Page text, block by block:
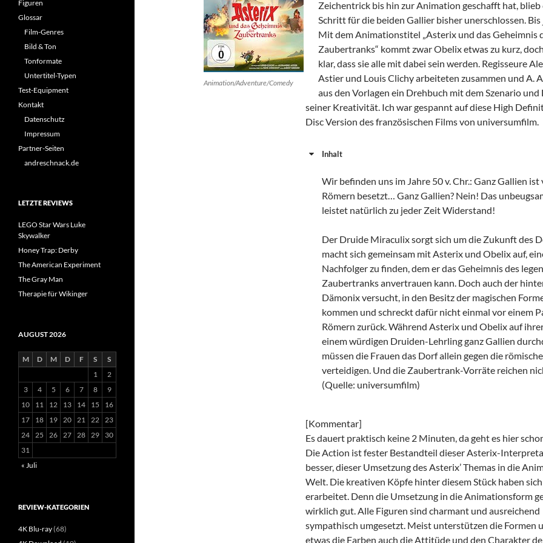
Animation/Adventure/Comedy
Zeichentrick bis hin zur Animation geschafft hat,
Schritt für die beiden Gallier bisher unerschlossen.
Mit dem Animationstitel „Asterix und das Geheimnis
Zaubertranks“ kommt zwar Obelix etwas zu kurz,
klar, dass sie alle mit dabei sein werden. Regisseure
Astier und Louis Clichy arbeiteten zusammen und A.
aus den Vorlagen ein Drehbuch mit dem Szenario und
seiner Kreativität. Ich war gespannt auf diese High
Disc Version des französischen Films von universumfilm.
Inhalt
Wir befinden uns im Jahre 50 v. Chr.: Ganz Gallien ist
Römern besetzt… Ganz Gallien? Nein! Das
leistet natürlich zu jeder Zeit Widerstand!
Der Druide Miraculix sorgt sich um die Zukunft des
macht sich gemeinsam mit Asterix und Obelix auf,
Nachfolger zu finden, dem er das Geheimnis des
Zaubertranks anvertrauen kann. Doch auch der
Dämonix versucht, in den Besitz der magischen
kommen und schreckt dafür nicht einmal vor einem
Römern zurück. Während Asterix und Obelix auf
einem würdigen Druiden-Lehrling ganz Gallien
müssen die Frauen das Dorf allein gegen die
verteidigen. Und die Zaubertrank-Vorräte reichen
(Quelle: universumfilm)
[Kommentar]
Es dauert praktisch keine 2 Minuten, da geht es hier
Die Action ist fester Bestandteil dieser Asterix-
besser, dieser Umsetzung des Asterix’ Themas in die
Welt. Die kreativen Köpfe hinter diesem Stück haben
erarbeitet. Denn die Umsetzung in die Animationsform
wirklich gut. Alle Figuren sind charmant und ausreichend
sympathisch umgesetzt. Meist unterstützen die Formen
etwas die Farben auch die Attitüde und den Charakter
Figuren
Glossar
Film-Genres
Bild & Ton
Tonformate
Untertitel-Typen
Test-Equipment
Kontakt
Datenschutz
Impressum
Partner-Seiten
andreschnack.de
LETZTE REVIEWS
LEGO Star Wars Luke
Skywalker
Honey Trap: Derby
The American Experiment
The Gray Man
Therapie für Wikinger
AUGUST 2026
M D M D F S
S
1
2
3
4 5 6 7 8
9
10
11 12 13 14 15
16
17
18 19 20 21 22 23
24 25 26 27 28 29
30
31
« Juli
REVIEW-KATEGORIEN
4K Blu-ray(68)